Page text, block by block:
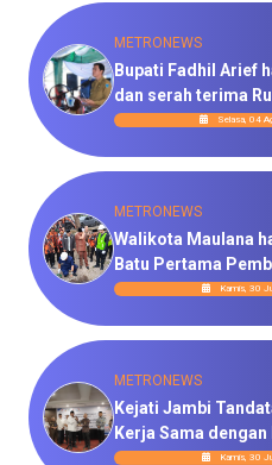
METRONEWS
Bupati Fadhil Arief
dan serah terima
Selasa, 04
METRONEWS
Walikota Maulana
Batu Pertama
Kamis, 30
METRONEWS
Kejati Jambi
Kerja Sama dengan
Kamis, 30